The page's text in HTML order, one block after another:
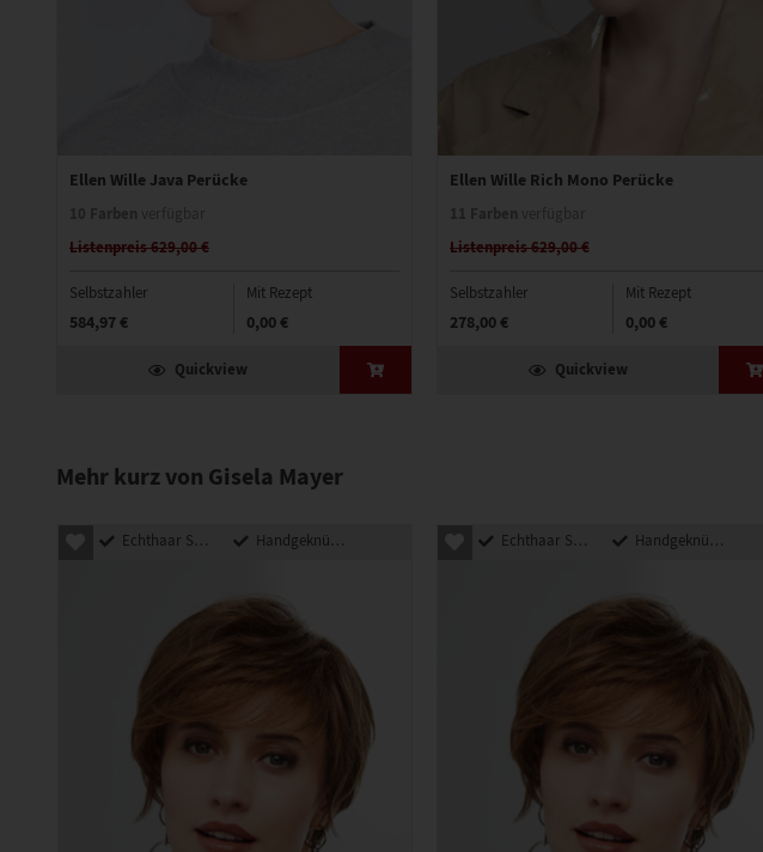
Ellen Wille Java Perücke
Listenpreis 629,00 €
Selbstzahler
584,97 €
Mit Rezept
0,00 €
Quickview
Ellen Wille Rich Mono Perücke
Listenpreis 629,00 €
Selbstzahler
278,00 €
Mit Rezept
0,00 €
Quickview
Mehr kurz von Gisela Mayer
Echthaar Synthetik Mix Handgeknüpft Echthaar Synthetik Mix Handgeknüpft